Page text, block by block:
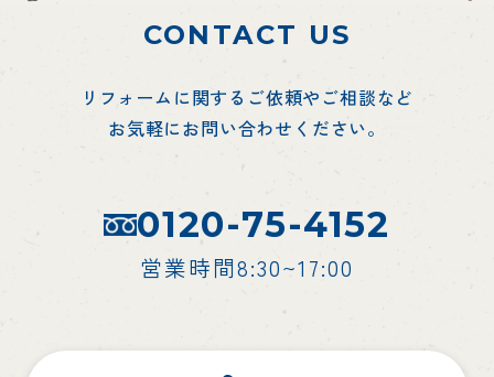
CONTACT US
リフォームに関するご依頼やご相談など
お気軽にお問い合わせください。
0120-75-4152
営業時間8:30~17:00